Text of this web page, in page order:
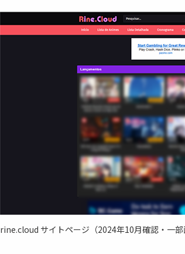
rine.cloud サイトページ（2024年10月確認・一部